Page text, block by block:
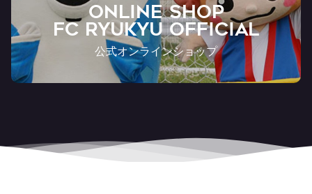
ONLINE SHOP
FC RYUKYU OFFICIAL
公式オンラインショップ